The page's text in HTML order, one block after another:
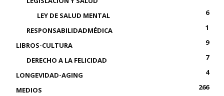
LEY DE SALUD MENTAL
6
RESPONSABILIDADMÉDICA
1
LIBROS-CULTURA
9
DERECHO A LA FELICIDAD
7
LONGEVIDAD-AGING
4
MEDIOS
266